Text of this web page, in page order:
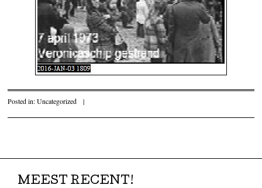
Posted in:Uncategorized |
MEEST RECENT!